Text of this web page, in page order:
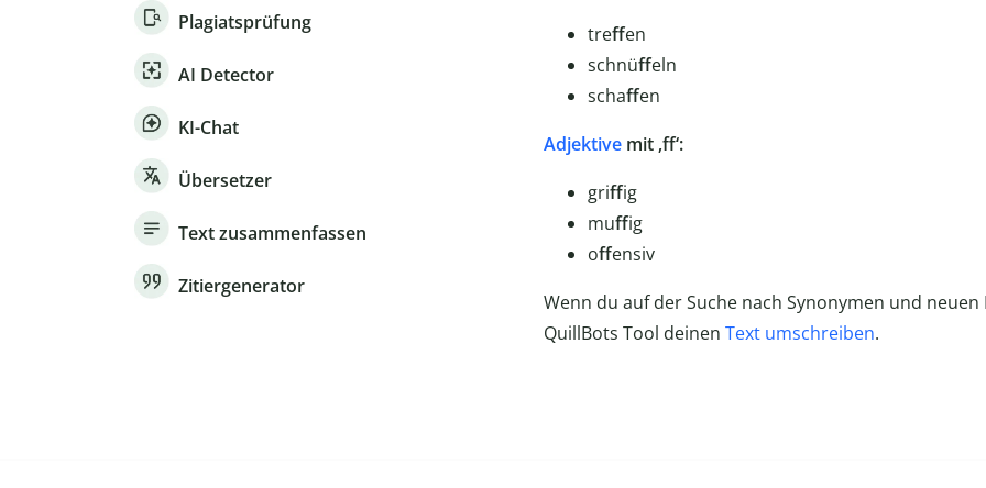
Plagiatsprüfung
AI Detector
KI-Chat
Übersetzer
Text zusammenfassen
Zitiergenerator
treffen
schnüffeln
schaffen
Adjektivemit ‚ff‘:
griffig
muffig
offensiv
Wenn du auf der Suche nach Synonymen und
QuillBots Tool deinen Text umschreiben.